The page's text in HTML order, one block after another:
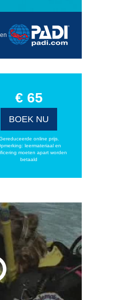
€ 65
BOEK NU
online prijs.
leermateriaal en
moeten apart worden
betaald